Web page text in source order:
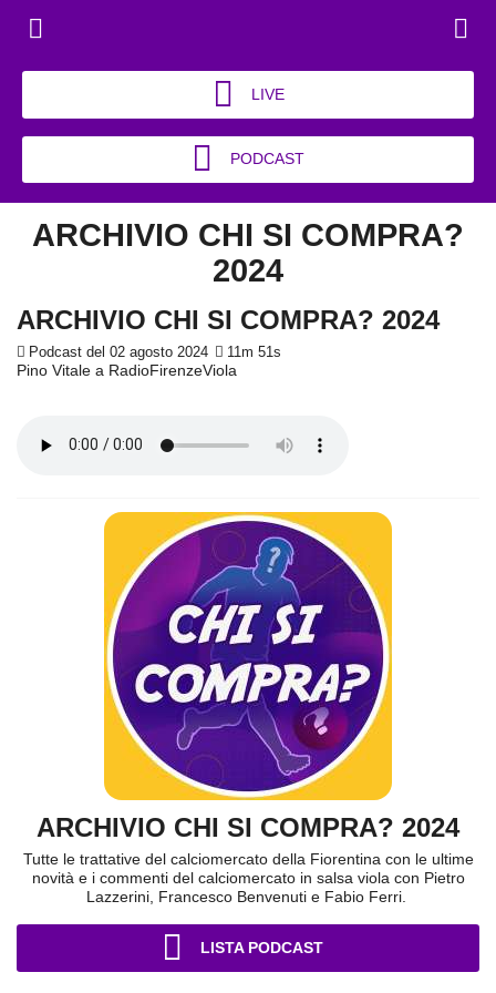
LIVE
PODCAST
ARCHIVIO CHI SI COMPRA?
2024
ARCHIVIO CHI SI COMPRA? 2024
Podcast del 02 agosto 2024 11m 51s
Pino Vitale a RadioFirenzeViola
ARCHIVIO CHI SI COMPRA? 2024
Tutte le trattative del calciomercato della Fiorentina con le ultime
novità e i commenti del calciomercato in salsa viola con Pietro
Lazzerini, Francesco Benvenuti e Fabio Ferri.
LISTA PODCAST